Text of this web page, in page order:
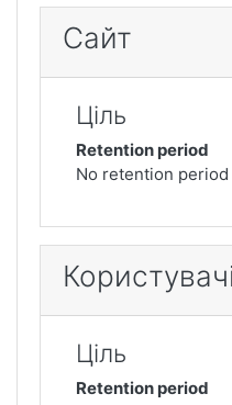
Сайт
Ціль
Retention period
No retention
Користувачі
Ціль
Retention period